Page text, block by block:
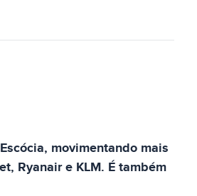
movimentando mais
Ryanair e KLM. É também